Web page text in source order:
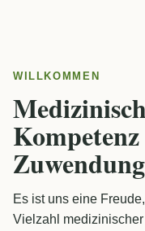
WILLKOMMEN
Es ist uns eine
Vielzahl